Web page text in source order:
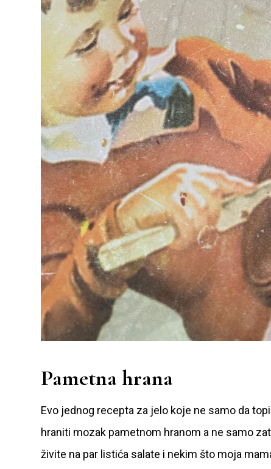
Pametna hrana
Evo jednog recepta za jelo koje ne samo da
hraniti mozak pametnom hranom a ne samo
živite na par listića salate i nekim što moja